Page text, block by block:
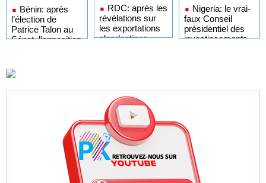
Bénin: après
l’élection de
Patrice Talon au
Sénat, l’opposition
«pluralisme»
RDC: après les
révélations sur
les exportations
clandestines
vérification
Nigeria: le vrai-
faux Conseil
présidentiel des
investissements
un rapport